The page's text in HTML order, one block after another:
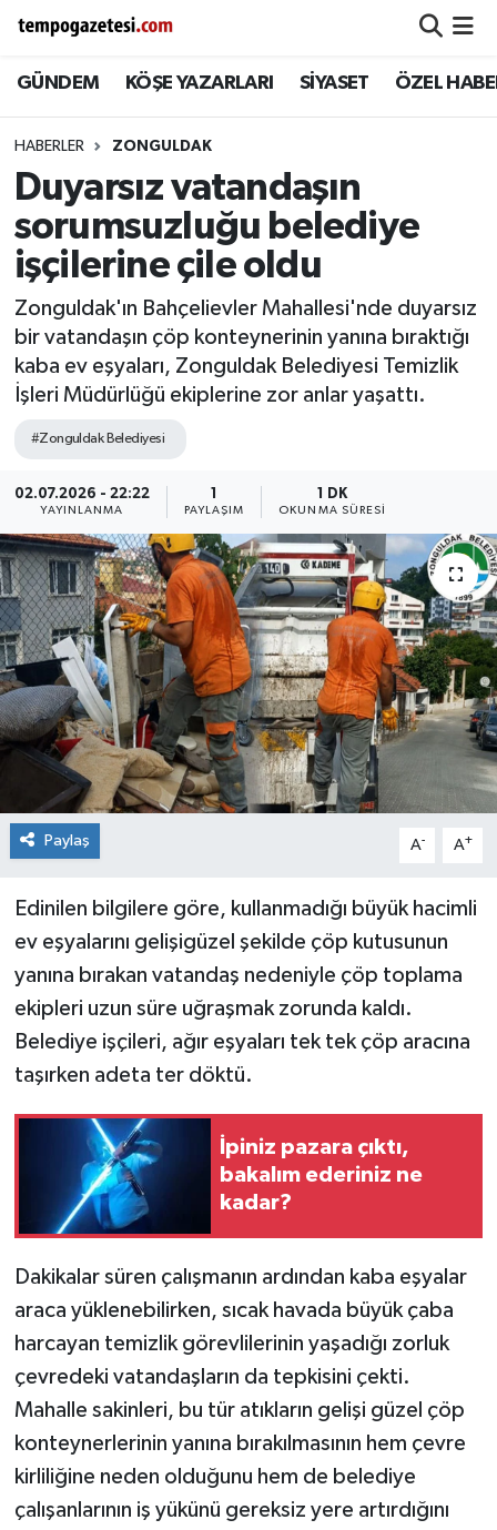
GÜNDEM KÖŞE YAZARLARI SİYASET ÖZEL
HABERLER ZONGULDAK
Duyarsız vatandaşın
sorumsuzluğu belediye
işçilerine çile oldu
Zonguldak'ın Bahçelievler Mahallesi'nde duyarsız
bir vatandaşın çöp konteynerinin yanına bıraktığı
kaba ev eşyaları, Zonguldak Belediyesi Temizlik
İşleri Müdürlüğü ekiplerine zor anlar yaşattı.
#Zonguldak Belediyesi
02.07.2026 - 22:22
YAYINLANMA
1
PAYLAŞIM
1 DK
OKUNMA SÜRESI
Paylaş A- A+
Edinilen bilgilere göre, kullanmadığı büyük hacimli
ev eşyalarını gelişigüzel şekilde çöp kutusunun
yanına bırakan vatandaş nedeniyle çöp toplama
ekipleri uzun süre uğraşmak zorunda kaldı.
Belediye işçileri, ağır eşyaları tek tek çöp aracına
taşırken adeta ter döktü.
İpiniz pazara çıktı,
bakalım ederiniz ne
kadar?
Dakikalar süren çalışmanın ardından kaba eşyalar
araca yüklenebilirken, sıcak havada büyük çaba
harcayan temizlik görevlilerinin yaşadığı zorluk
çevredeki vatandaşların da tepkisini çekti.
Mahalle sakinleri, bu tür atıkların gelişi güzel çöp
konteynerlerinin yanına bırakılmasının hem çevre
kirliliğine neden olduğunu hem de belediye
çalışanlarının iş yükünü gereksiz yere artırdığını
Alaplı
Çaycuma
Devrek
Ereğli
Gökçebey
GÜNDEM
Siyaset
SPOR
YAŞAM
Zonguldak
Zonguldak Nöbetçi Eczaneler
Zonguldak Hava Durumu
Zonguldak Namaz Vakitleri
Zonguldak Trafik Yoğunluk Haritası
Süper Lig Puan Durumu ve Fikstür
Tüm Manşetler